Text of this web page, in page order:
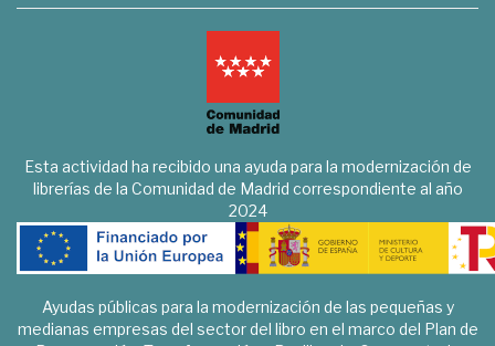
Esta actividad ha recibido una ayuda para la modernización de
librerías de la Comunidad de Madrid correspondiente al año
2024
Ayudas públicas para la modernización de las pequeñas y
medianas empresas del sector del libro en el marco del Plan de